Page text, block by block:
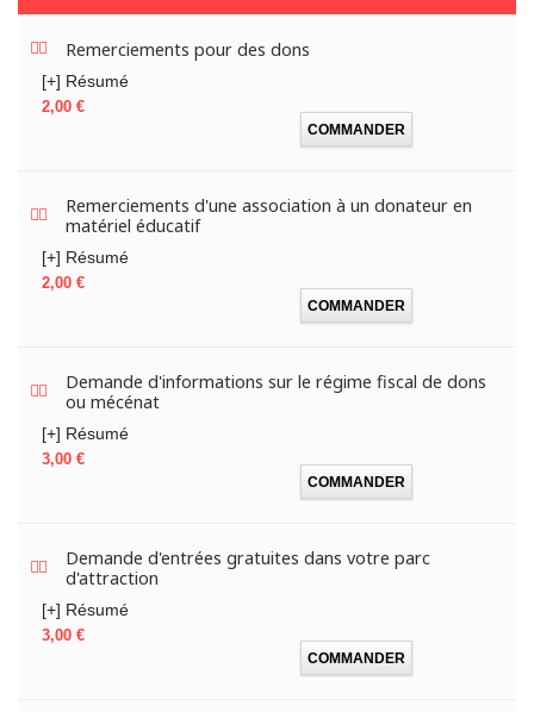
Remerciements pour des dons
[+] Résumé
Prix
2,00 €
COMMANDER
Remerciements d'une association à un donateur en
matériel éducatif
[+] Résumé
Prix
2,00 €
COMMANDER
Demande d'informations sur le régime fiscal de dons
ou mécénat
[+] Résumé
Prix
3,00 €
COMMANDER
Demande d'entrées gratuites dans votre parc
d'attraction
[+] Résumé
Prix
3,00 €
COMMANDER